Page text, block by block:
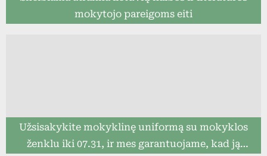
mokytojo pareigoms eiti
Užsisakykite mokyklinę uniformą su mokyklos
ženklu iki 07.31, ir mes garantuojame, kad ją